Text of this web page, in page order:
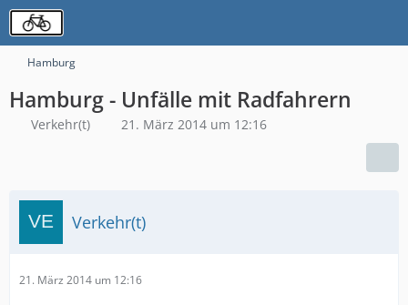
Hamburg
Hamburg - Unfälle mit Radfahrern
Verkehr(t) 21. März 2014 um 12:16
Verkehr(t)
21. März 2014 um 12:16